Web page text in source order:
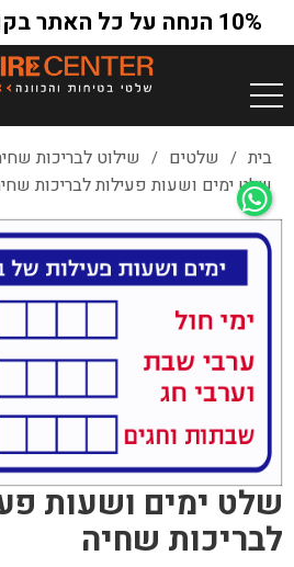
10% הנחה על כל האתר בקוד קופון extra10
בית / שלטים / שילוט לבריכות
שלט ימים ושעות פעילות לבריכות
שלט ימים ושעות
לבריכות שחיה